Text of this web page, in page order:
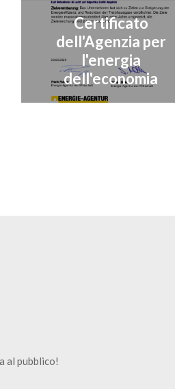
Certificato
dell'Agenzia per
l'energia
dell'economia
al pubblico!